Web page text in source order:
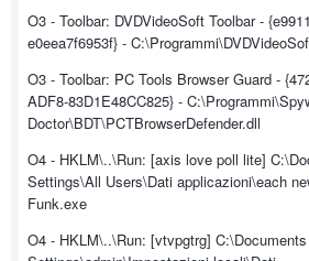
O3 - Toolbar: DVDVideoSoft Toolbar -
e0eea7f6953f} -
O3 - Toolbar: PC Tools Browser Guard -
ADF8-83D1E48CC825} -
Doctor\BDT\PCTBrowserDefender.dll
O4 - HKLM\..\Run: [axis love poll lite]
Settings\All Users\Dati applicazioni\each
Funk.exe
O4 - HKLM\..\Run: [vtvpgtrg]